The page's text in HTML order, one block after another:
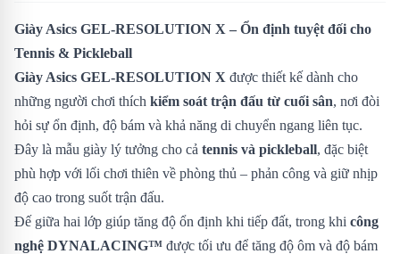
Giày Asics GEL-RESOLUTION X – Ổn định tuyệt đối cho
Tennis & Pickleball
Giày Asics GEL-RESOLUTION X được thiết kế dành cho
những người chơi thích kiểm soát trận đấu từ cuối sân, nơi đòi
hỏi sự ổn định, độ bám và khả năng di chuyển ngang liên tục.
Đây là mẫu giày lý tưởng cho cả tennis và pickleball, đặc biệt
phù hợp với lối chơi thiên về phòng thủ – phản công và giữ nhịp
độ cao trong suốt trận đấu.
Đế giữa hai lớp giúp tăng độ ổn định khi tiếp đất, trong khi công
nghệ DYNALACING™ được tối ưu để tăng độ ôm và độ bám